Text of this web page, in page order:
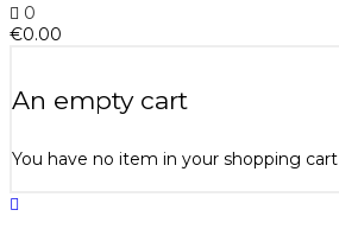
0
€0.00
An empty cart
You have no item in your shopping cart